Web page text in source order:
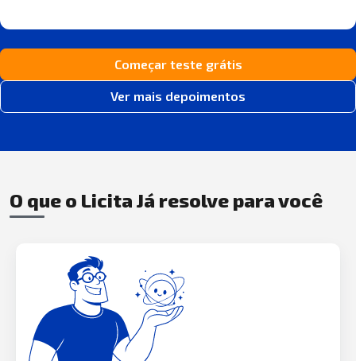
Começar teste grátis
Ver mais depoimentos
O que o Licita Já resolve para você